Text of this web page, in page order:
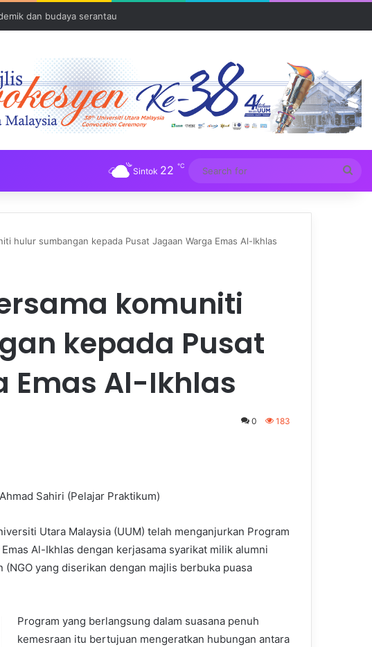
dan budaya serantau
Sintok 22 ℃
for
hulur sumbangan kepada Pusat Jagaan Warga Emas Al-Ikhlas
komuniti
kepada Pusat
Emas Al-Ikhlas
0 183
Sahiri (Pelajar Praktikum)
Utara Malaysia (UUM) telah menganjurkan Program
Al-Ikhlas dengan kerjasama syarikat milik alumni
yang diserikan dengan majlis berbuka puasa
Program yang berlangsung dalam suasana penuh
kemesraan itu bertujuan mengeratkan hubungan antara